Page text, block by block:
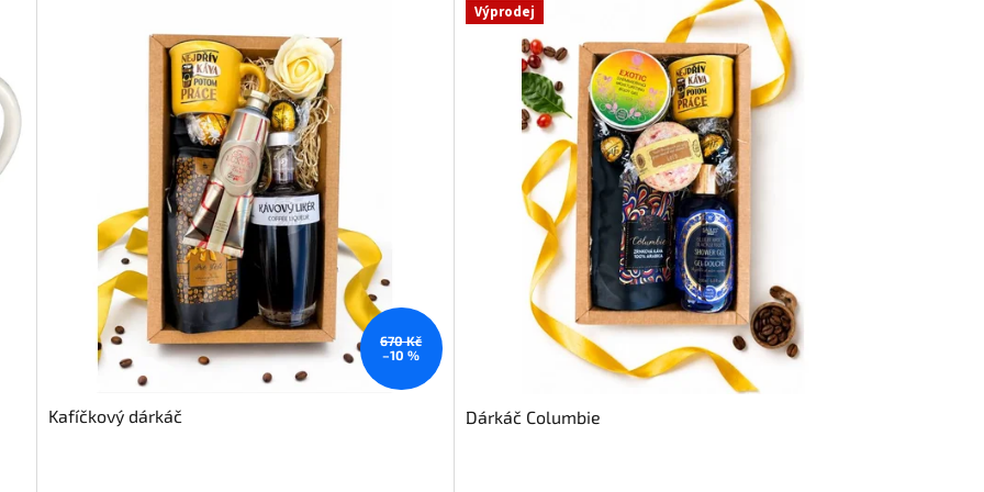
670 Kč
–10 %
Kafíčkový dárkáč
Výprodej
Dárkáč Columbie